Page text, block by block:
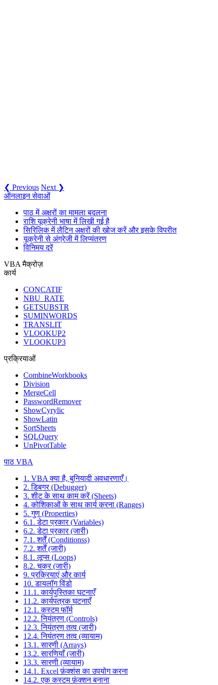
❮ Previous Next ❯
ऑनलाइन सेवाओं
पाठ में अक्षरों का मामला बदलना
राशि यूक्रेनी भाषा में लिखी गई है
सिरिलिक में लैटिन अक्षरों की खोज करें और इसके विपरीत
यूक्रेनी से अंग्रेजी में लिप्यंतरण
विनिमय दरें
VBA मैक्रोज़
कार्य
CONCATIF
NBU_RATE
GETSUBSTR
SUMINWORDS
TRANSLIT
VLOOKUP2
VLOOKUP3
प्रक्रियाओं
CombineWorkbooks
Division
MergeCell
PasswordRemover
ShowCyrylic
ShowLatin
SortSheets
SQLQuery
UnPivotTable
पाठ VBA
1. VBA क्या है, बुनियादी अवधारणाएँ।
2. डिबगर (Debugger)
3. शीट के साथ काम करें (Sheets)
4. कोशिकाओं के साथ कार्य करना (Ranges)
5. गुण (Properties)
6.1. डेटा प्रकार (Variables)
6.2. डेटा प्रकार (जारी)
7.1. शर्तें (Conditionss)
7.2. शर्तें (जारी)
8.1. लूप्स (Loops)
8.2. चक्र (जारी)
9. प्रक्रियाएं और कार्य
10. डायलॉग विंडो
11.1. कार्यपुस्तिका घटनाएँ
11.2. कार्यपत्रक घटनाएँ
12.1. कस्टम फॉर्म
12.2. नियंत्रण (Controls)
12.3. नियंत्रण तत्व (जारी)
12.4. नियंत्रण तत्व (व्यायाम)
13.1. सारणी (Arrays)
13.2. सारणियाँ (जारी)
13.3. सारणी (व्यायाम)
14.1. Excel फ़ंक्शंस का उपयोग करना
14.2. एक कस्टम फ़ंक्शन बनाना